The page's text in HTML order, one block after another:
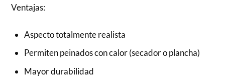
Ventajas:
Aspecto totalmente realista
Permiten peinados con calor (secador o plancha)
Mayor durabilidad